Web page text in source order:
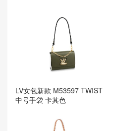
LV女包新款 M53597 TWIST
中号手袋 卡其色